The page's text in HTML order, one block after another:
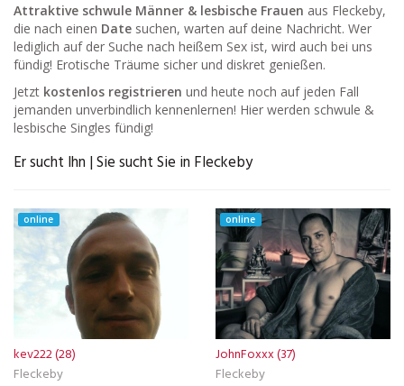
Attraktive schwule Männer & lesbische Frauen aus Fleckeby,
die nach einen Date suchen, warten auf deine Nachricht. Wer
lediglich auf der Suche nach heißem Sex ist, wird auch bei uns
fündig! Erotische Träume sicher und diskret genießen.
Jetzt kostenlos registrieren und heute noch auf jeden Fall
jemanden unverbindlich kennenlernen! Hier werden schwule &
lesbische Singles fündig!
Er sucht Ihn | Sie sucht Sie in Fleckeby
online
kev222 (28)
Fleckeby
online
JohnFoxxx (37)
Fleckeby